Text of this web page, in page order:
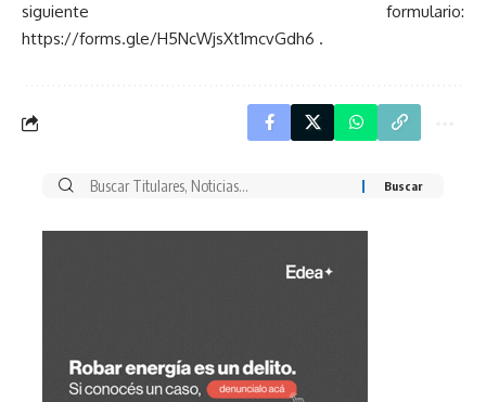
siguiente formulario:
https://forms.gle/H5NcWjsXt1mcvGdh6 .
Buscar